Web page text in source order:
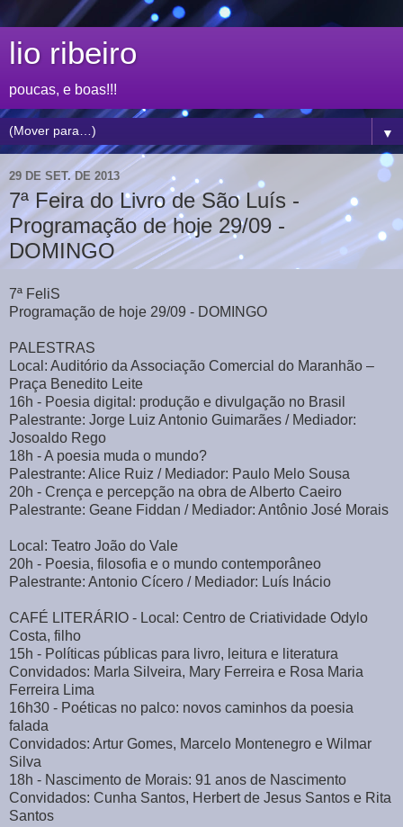
lio ribeiro
poucas, e boas!!!
▼
29 DE SET. DE 2013
7ª Feira do Livro de São Luís -
Programação de hoje 29/09 -
DOMINGO
7ª FeliS
Programação de hoje 29/09 - DOMINGO
PALESTRAS
Local: Auditório da Associação Comercial do Maranhão –
Praça Benedito Leite
16h - Poesia digital: produção e divulgação no Brasil
Palestrante: Jorge Luiz Antonio Guimarães / Mediador:
Josoaldo Rego
18h - A poesia muda o mundo?
Palestrante: Alice Ruiz / Mediador: Paulo Melo Sousa
20h - Crença e percepção na obra de Alberto Caeiro
Palestrante: Geane Fiddan / Mediador: Antônio José Morais
Local: Teatro João do Vale
20h - Poesia, filosofia e o mundo contemporâneo
Palestrante: Antonio Cícero / Mediador: Luís Inácio
CAFÉ LITERÁRIO - Local: Centro de Criatividade Odylo
Costa, filho
15h - Políticas públicas para livro, leitura e literatura
Convidados: Marla Silveira, Mary Ferreira e Rosa Maria
Ferreira Lima
16h30 - Poéticas no palco: novos caminhos da poesia
falada
Convidados: Artur Gomes, Marcelo Montenegro e Wilmar
Silva
18h - Nascimento de Morais: 91 anos de Nascimento
Convidados: Cunha Santos, Herbert de Jesus Santos e Rita
Santos